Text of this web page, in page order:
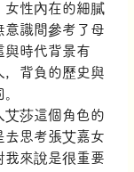
女性內在的細膩
意識間參考了母
與時代背景有
，背負的歷史與
艾莎這個角色的
去思考張艾嘉女
我來說是很重要